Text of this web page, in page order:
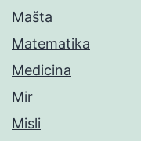
Mašta
Matematika
Medicina
Mir
Misli